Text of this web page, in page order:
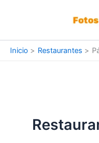
Inicio Restaurantes